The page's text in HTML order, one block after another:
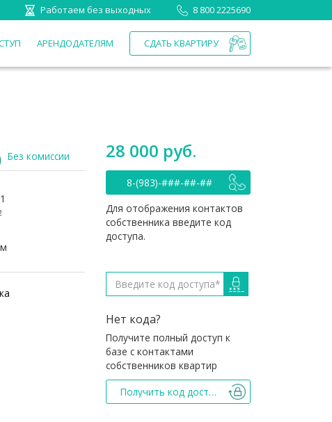
Работаем без выходных 8 800 2225690
АРЕНДОДАТЕЛЯМ СДАТЬ КВАРТИРУ
Без комиссии 28 000 руб.
8-(983)-###-##-##
Для отображения контактов
собственника введите код
доступа.
Нет кода?
Получите полный доступ к
базе с контактами
собственников квартир
Получить код доступа